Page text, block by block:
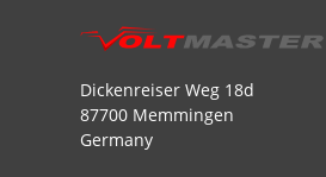
Dickenreiser Weg 18d
87700 Memmingen
Germany